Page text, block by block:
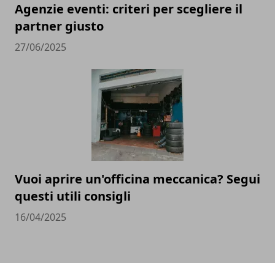
Agenzie eventi: criteri per scegliere il
partner giusto
27/06/2025
Vuoi aprire un'officina meccanica? Segui
questi utili consigli
16/04/2025